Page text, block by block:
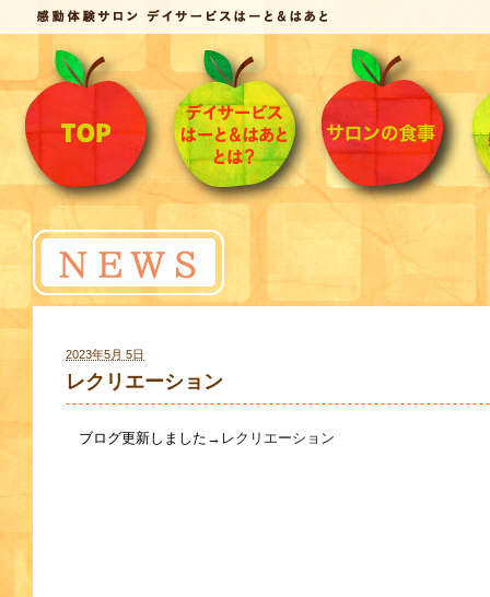
レクリエーション
2023年5月 5日
ブログ更新しました→ レクリエーション